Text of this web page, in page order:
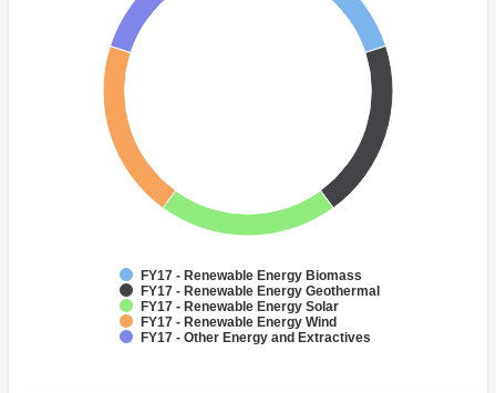
FY17 - Renewable Energy Biomass
FY17 - Renewable Energy Geothermal
FY17 - Renewable Energy Solar
FY17 - Renewable Energy Wind
FY17 - Other Energy and Extractives